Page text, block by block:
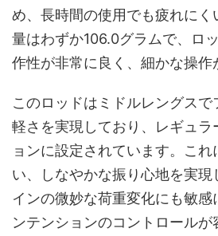
め、長時間の使用でも疲れにく
量はわずか106.0グラムで、ロ
作性が非常に良く、細かな操作
このロッドはミドルレングス
軽さを実現しており、レギュラ
ョンに設定されています。こ
い、しなやかな振り心地を実現
インの微妙な荷重変化にも敏感
ンテンションのコントロール